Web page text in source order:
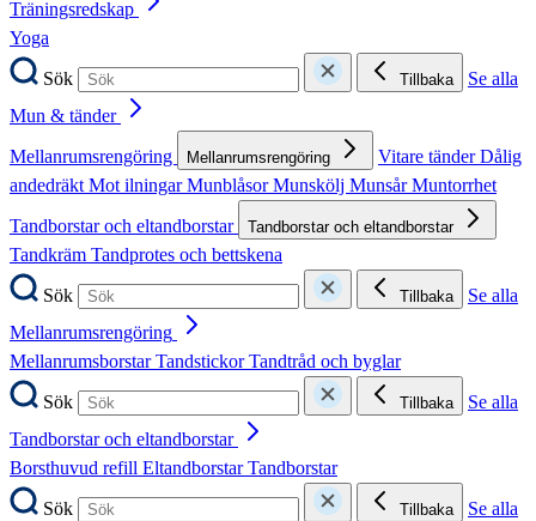
Träningsredskap
Yoga
Sök
Tillbaka
Se alla
Mun & tänder
Mellanrumsrengöring
Mellanrumsrengöring Vitare tänderDålig
andedräktMot ilningarMunblåsorMunskölj MunsårMuntorrhet
Tandborstar och eltandborstar
Tandborstar och eltandborstar
Tandkräm Tandprotes och bettskena
Sök
Tillbaka
Se alla
Mellanrumsrengöring
MellanrumsborstarTandstickorTandtråd och byglar
Sök
Tillbaka
Se alla
Tandborstar och eltandborstar
Borsthuvud refill EltandborstarTandborstar
Sök
Tillbaka
Se alla